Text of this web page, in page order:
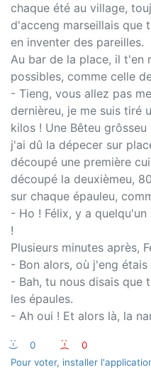
chaque été au village,
d'acceng marseillais que
en inventer des pareilles.
Au bar de la place, il t'en
possibles, comme celle
- Tieng, vous allez pas
dernièreu, je me suis tiré
kilos ! Une Bêteu
j'ai dû la dépecer sur
découpé une première
découpé la deuxièmeu,
sur chaque épauleu,
- Ho ! Félix, y a
!
Plusieurs minutes après,
- Bon alors, où j'eng étais
- Bah, tu nous disais que
les épaules.
- Ah oui ! Et alors là, la
:-) 0 :-(
0
Pour voter, installer